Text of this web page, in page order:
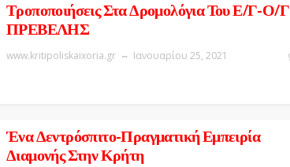
Τροποποιήσεις Στα Δρομολόγια Του Ε/Γ-Ο/Γ
ΠΡΕΒΕΛΗΣ
www.kritipoliskaixoria.gr Ιανουαρίου 25, 2021
Ένα Δεντρόσπιτο-Πραγματική Εμπειρία
Διαμονής Στην Κρήτη